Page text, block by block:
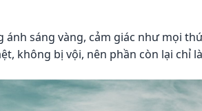
sáng vàng, cảm giác như mọi
không bị vội, nên phần còn lại chỉ